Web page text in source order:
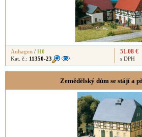
Auhagen / H0
Kat. č.: 11350-23
51.08 €
s DPH
Zemědělský dům se stájí a